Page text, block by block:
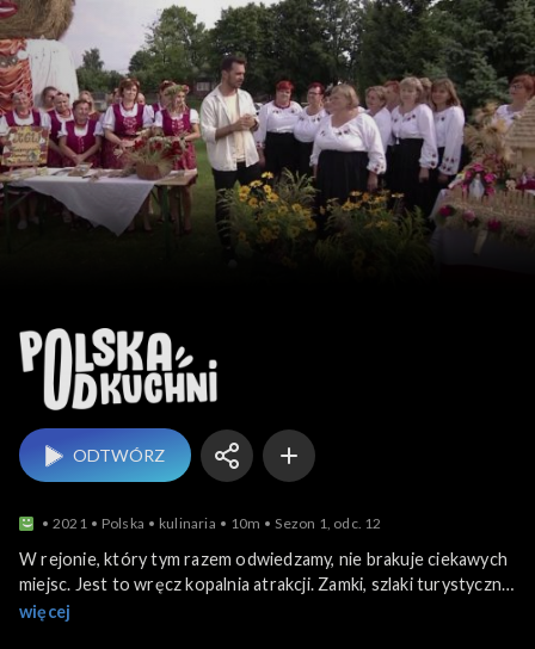
Polska od kuchni
ODTWÓRZ
2021 Polska kulinaria 10m Sezon 1, odc. 12
W rejonie, który tym razem odwiedzamy, nie brakuje ciekawych
miejsc. Jest to wręcz kopalnia atrakcji. Zamki, szlaki turystyczne,
muzea. Jest nawet jezioro w górach. Jeden dzień, aby poznać to
więcej